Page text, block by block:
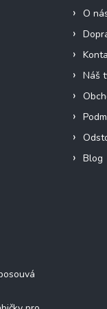
O
Náš
Blog